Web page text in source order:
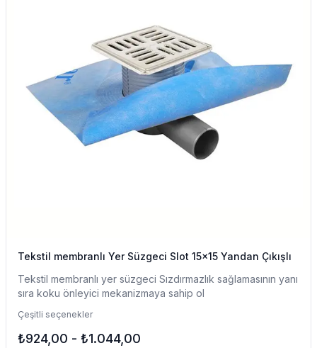
Tekstil membranlı Yer Süzgeci Slot 15x15 Yandan Çıkışlı
Tekstil membranlı yer süzgeci Sızdırmazlık sağlamasının yanı
sıra koku önleyici mekanizmaya sahip ol
Çeşitli seçenekler
₺924,00 - ₺1.044,00